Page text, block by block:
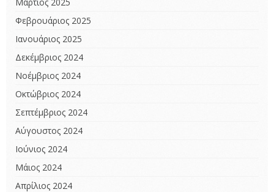
Φεβρουάριος 2025
Ιανουάριος 2025
Δεκέμβριος 2024
Νοέμβριος 2024
Οκτώβριος 2024
Σεπτέμβριος 2024
Αύγουστος 2024
Ιούνιος 2024
Μάιος 2024
Απρίλιος 2024